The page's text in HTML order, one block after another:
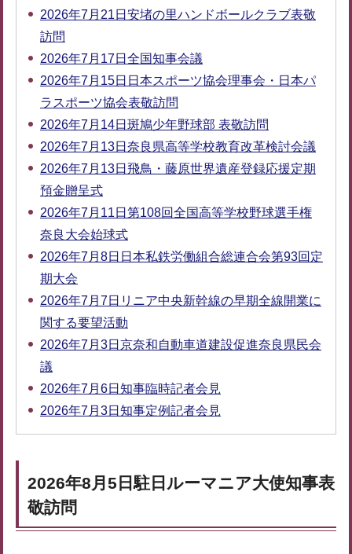
2026年7月21日安堵の里ハンドボールクラブ表敬
訪問
2026年7月17日全国知事会議
2026年7月15日日本スポーツ協会理事会・日本パ
ラスポーツ協会表敬訪問
2026年7月14日斑鳩少年野球部 表敬訪問
2026年7月13日奈良県高等学校教育改革検討会議
2026年7月13日飛鳥・藤原世界遺産登録応援定期
預金贈呈式
2026年7月11日第108回全国高等学校野球選手権
奈良大会始球式
2026年7月8日日本私鉄労働組合総連合会第93回定
期大会
2026年7月7日リニア中央新幹線の早期全線開業に
関する要望活動
2026年7月3日京奈和自動車道建設促進奈良県民会
議
2026年7月6日知事臨時記者会見
2026年7月3日知事定例記者会見
2026年8月5日駐日ルーマニア大使知事表
敬訪問